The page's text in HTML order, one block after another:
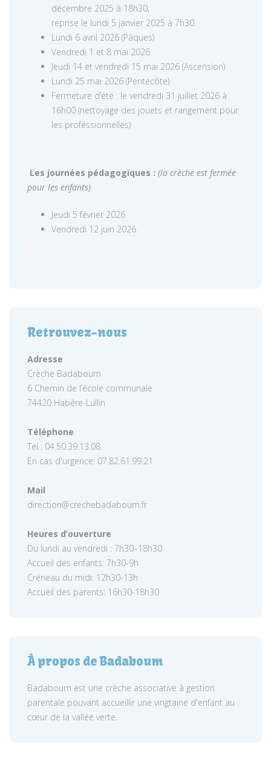
décembre 2025 à 18h30,
reprise le lundi 5 janvier 2025 à 7h30.
Lundi 6 avril 2026 (Pâques)
Vendredi 1 et 8 mai 2026
Jeudi 14 et vendredi 15 mai 2026 (Ascension)
Lundi 25 mai 2026 (Pentecôte)
Fermeture d’été : le vendredi 31 juillet 2026 à
16h00 (nettoyage des jouets et rangement pour
les professionnelles)
Les journées pédagogiques : (la crèche est fermée
pour les enfants)
Jeudi 5 février 2026
Vendredi 12 juin 2026
Retrouvez-nous
Adresse
Crèche Badaboum
6 Chemin de l’école communale
74420 Habère-Lullin
Téléphone
Tel : 04.50.39.13.08
En cas d'urgence: 07.82.61.99.21
Mail
direction@crechebadaboum.fr
Heures d’ouverture
Du lundi au vendredi : 7h30–18h30
Accueil des enfants: 7h30-9h
Créneau du midi: 12h30-13h
Accueil des parents: 16h30-18h30
À propos de Badaboum
Badaboum est une crèche associative à gestion
parentale pouvant accueillir une vingtaine d'enfant au
cœur de la vallée verte.